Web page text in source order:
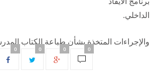
الداخلي.
والإجراءات المتخذة بشأن طباعة الكتاب
0 0 0 0